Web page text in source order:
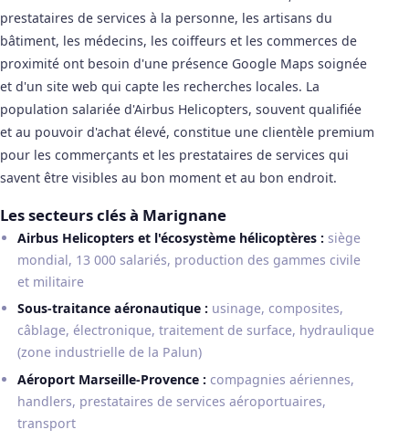
prestataires de services à la personne, les artisans du
bâtiment, les médecins, les coiffeurs et les commerces de
proximité ont besoin d'une présence Google Maps soignée
et d'un site web qui capte les recherches locales. La
population salariée d'Airbus Helicopters, souvent qualifiée
et au pouvoir d'achat élevé, constitue une clientèle premium
pour les commerçants et les prestataires de services qui
savent être visibles au bon moment et au bon endroit.
Les secteurs clés à Marignane
Airbus Helicopters et l'écosystème hélicoptères : siège
mondial, 13 000 salariés, production des gammes civile
et militaire
Sous-traitance aéronautique : usinage, composites,
câblage, électronique, traitement de surface, hydraulique
(zone industrielle de la Palun)
Aéroport Marseille-Provence : compagnies aériennes,
handlers, prestataires de services aéroportuaires,
transport